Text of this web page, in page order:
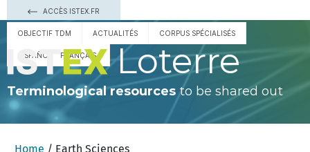
ACCÈS ISTEX.FR
OBJECTIF TDM ACTUALITÉS CORPUS SPÉCIALISÉS
ESPAÑOL FRANÇAIS Loterre
Terminological resourcesto be shared out
Home / Earth Sciences